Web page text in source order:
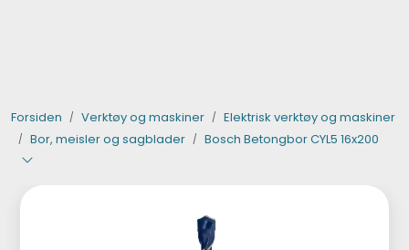
Forsiden Verktøy og maskiner
Elektrisk verktøy og maskiner
Bor, meisler og sagblader
Bosch Betongbor CYL5 16x200
Steinpleie